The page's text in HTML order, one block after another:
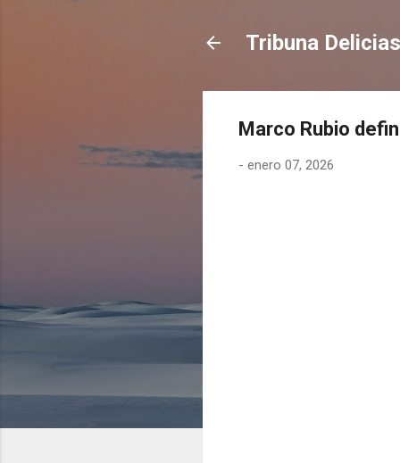
Tribuna Delicias
Marco Rubio
- enero 07, 2026